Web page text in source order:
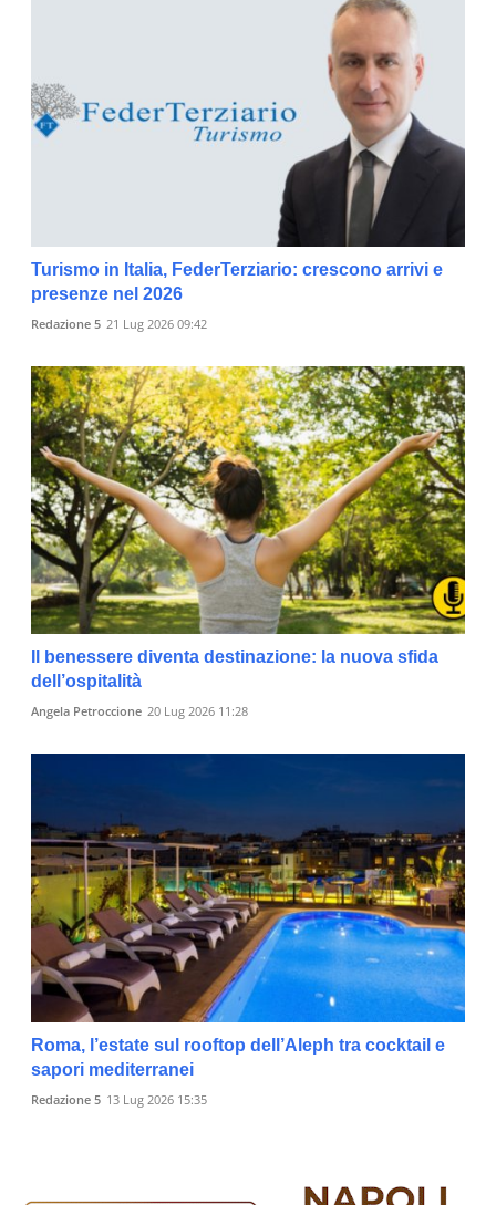
Turismo in Italia, FederTerziario: crescono arrivi e
presenze nel 2026
Redazione 5 21 Lug 2026 09:42
Il benessere diventa destinazione: la nuova sfida
dell’ospitalità
Angela Petroccione 20 Lug 2026 11:28
Roma, l’estate sul rooftop dell’Aleph tra cocktail e
sapori mediterranei
Redazione 5 13 Lug 2026 15:35